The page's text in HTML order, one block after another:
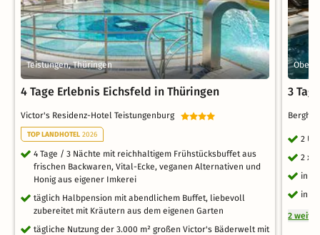
Teistungen, Thüringen
4 Tage Erlebnis Eichsfeld in Thüringen
Victor's Residenz-Hotel Teistungenburg
TOP LANDHOTEL 2026
4 Tage / 3 Nächte mit reichhaltigem Frühstücksbuffet aus
frischen Backwaren, Vital-Ecke, veganen Alternativen und
Honig aus eigener Imkerei
täglich Halbpension mit abendlichem Buffet, liebevoll
zubereitet mit Kräutern aus dem eigenen Garten
tägliche Nutzung der 3.000 m² großen Victor's Bäderwelt mit
3
2
2 x
inkl.
inkl.
2